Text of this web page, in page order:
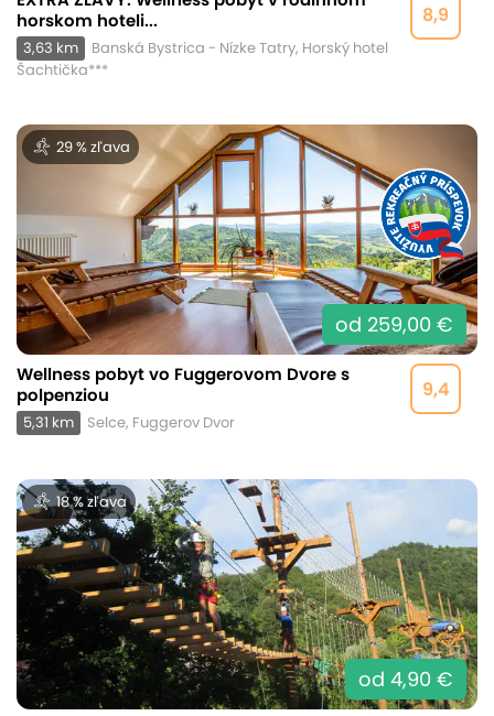
8,9
horskom hoteli...
3,63 km
Banská Bystrica - Nízke Tatry, Horský hotel
Šachtička***
29 % zľava
od 259,00 €
9,4
Wellness pobyt vo Fuggerovom Dvore s
polpenziou
5,31 km Selce, Fuggerov Dvor
18 % zľava
od 4,90 €